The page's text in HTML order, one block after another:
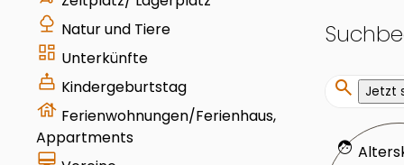
nature Natur und Tiere
dashboard Unterkünfte
cake Kindergeburtstag
house Ferienwohnungen/Ferienhaus,
Appartments
search Jetzt
face